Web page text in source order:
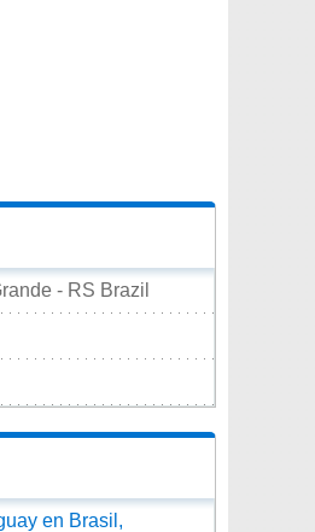
- RS Brazil
en Brasil,